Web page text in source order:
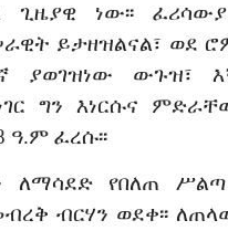
ነው፡፡
ይታዘዝልናል፣ ወደ
ያወገዝነው ውጉዝ፣
ግን እነርሱና
ዓ.ም ፈረሱ፡፡
ለማሳደድ የበለጠ
ብርሃን ወደቀ፡፡